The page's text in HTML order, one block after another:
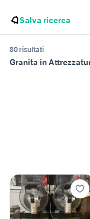
Salva ricerca
80 risultati
Granita in